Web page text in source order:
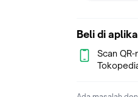
Stock Dan
Beli di
Scan